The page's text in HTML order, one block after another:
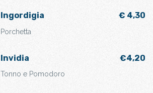
Ingordigia € 4,30
Porchetta
Invidia €4,20
Tonno e Pomodoro